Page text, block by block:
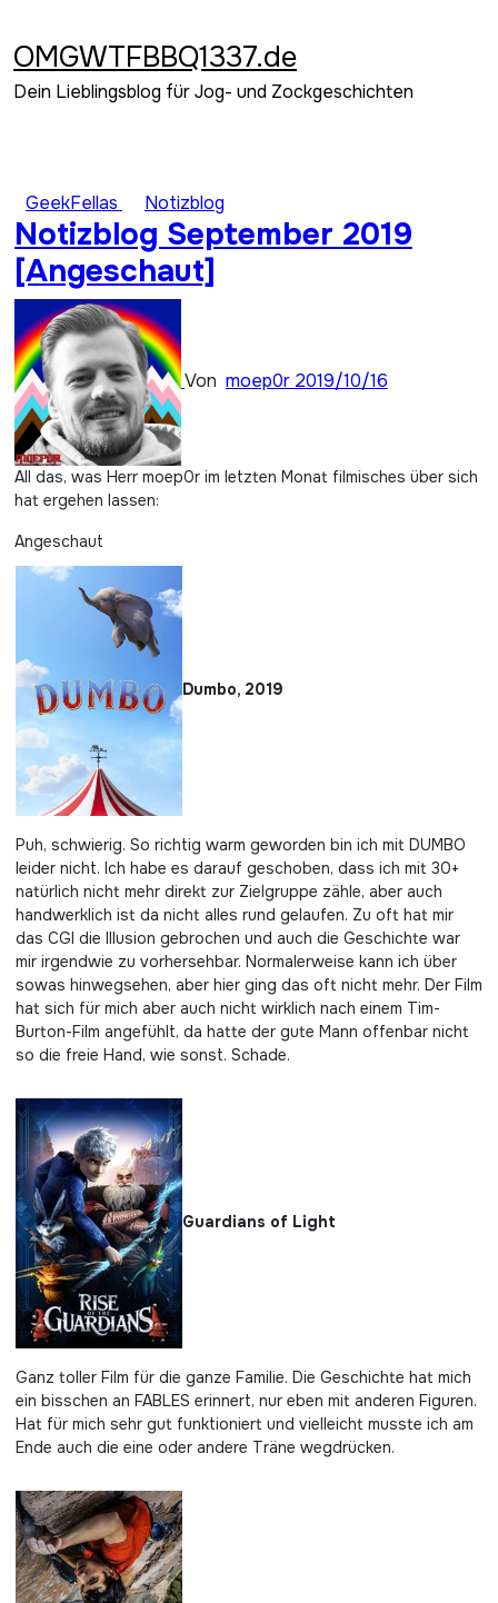
springen
OMGWTFBBQ1337.de
Dein Lieblingsblog für Jog- und Zockgeschichten
GeekFellas Notizblog
Notizblog September 2019
[Angeschaut]
Von moep0r 2019/10/16
All das, was Herr moep0r im letzten Monat filmisches über sich
hat ergehen lassen:
Angeschaut
Dumbo, 2019
Puh, schwierig. So richtig warm geworden bin ich mit DUMBO
leider nicht. Ich habe es darauf geschoben, dass ich mit 30+
natürlich nicht mehr direkt zur Zielgruppe zähle, aber auch
handwerklich ist da nicht alles rund gelaufen. Zu oft hat mir
das CGI die Illusion gebrochen und auch die Geschichte war
mir irgendwie zu vorhersehbar. Normalerweise kann ich über
sowas hinwegsehen, aber hier ging das oft nicht mehr. Der Film
hat sich für mich aber auch nicht wirklich nach einem Tim-
Burton-Film angefühlt, da hatte der gute Mann offenbar nicht
so die freie Hand, wie sonst. Schade.
Guardians of Light
Ganz toller Film für die ganze Familie. Die Geschichte hat mich
ein bisschen an FABLES erinnert, nur eben mit anderen Figuren.
Hat für mich sehr gut funktioniert und vielleicht musste ich am
Ende auch die eine oder andere Träne wegdrücken.